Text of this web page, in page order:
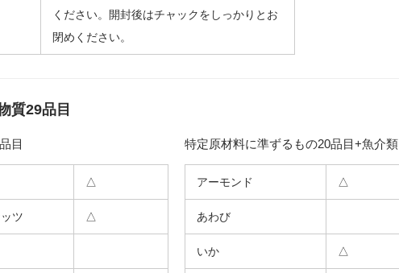
ください。開封後はチャックをしっかりとお
閉めください。
質29品目
目
△
ツ △
特定原材料に準ずるもの20品目+魚介類
アーモンド △
あわび
いか △